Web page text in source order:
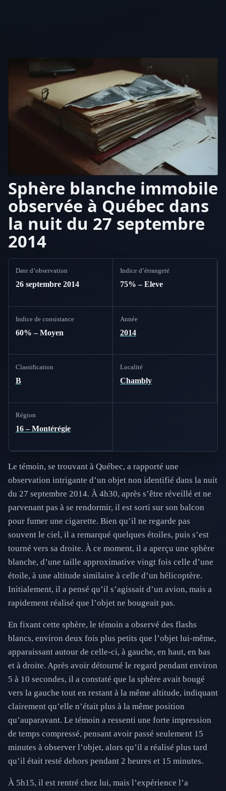
Sphère blanche immobile
observée à Québec dans
la nuit du 27 septembre
2014
Date d’observation
26 septembre 2014
Indice d’étrangeté
75% – Eleve
Indice de consistance
60% – Moyen
Année
2014
Classification
B
Localité
Chambly
Région
16 – Montérégie
Le témoin, se trouvant à Québec, a rapporté une
observation intrigante d’un objet non identifié dans la nuit
du 27 septembre 2014. À 4h30, après s’être réveillé et ne
parvenant pas à se rendormir, il est sorti sur son balcon
pour fumer une cigarette. Bien qu’il ne regarde pas
souvent le ciel, il a remarqué quelques étoiles, puis s’est
tourné vers sa droite. À ce moment, il a aperçu une sphère
blanche, d’une taille approximative vingt fois celle d’une
étoile, à une altitude similaire à celle d’un hélicoptère.
Initialement, il a pensé qu’il s’agissait d’un avion, mais a
rapidement réalisé que l’objet ne bougeait pas.
En fixant cette sphère, le témoin a observé des flashs
blancs, environ deux fois plus petits que l’objet lui-même,
apparaissant autour de celle-ci, à gauche, en haut, en bas
et à droite. Après avoir détourné le regard pendant environ
5 à 10 secondes, il a constaté que la sphère avait bougé
vers la gauche tout en restant à la même altitude, indiquant
clairement qu’elle n’était plus à la même position
qu’auparavant. Le témoin a ressenti une forte impression
de temps compressé, pensant avoir passé seulement 15
minutes à observer l’objet, alors qu’il a réalisé plus tard
qu’il était resté dehors pendant 2 heures et 15 minutes.
À 5h15, il est rentré chez lui, mais l’expérience l’a